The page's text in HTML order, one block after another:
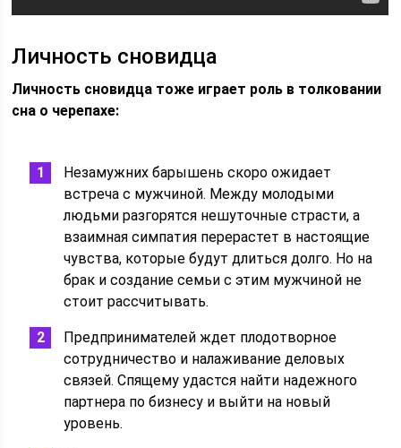
Личность сновидца
Личность сновидца тоже играет роль в толковании
сна о черепахе:
Незамужних барышень скоро ожидает
встреча с мужчиной. Между молодыми
людьми разгорятся нешуточные страсти, а
взаимная симпатия перерастет в настоящие
чувства, которые будут длиться долго. Но на
брак и создание семьи с этим мужчиной не
стоит рассчитывать.
Предпринимателей ждет плодотворное
сотрудничество и налаживание деловых
связей. Спящему удастся найти надежного
партнера по бизнесу и выйти на новый
уровень.